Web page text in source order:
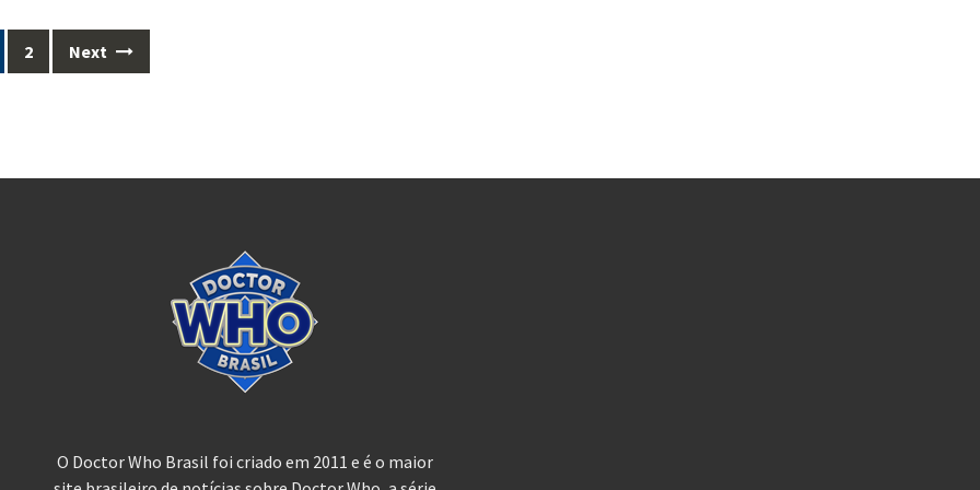
2 Next
O Doctor Who Brasil foi criado em 2011 e é o maior